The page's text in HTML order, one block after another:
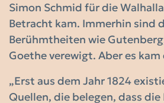
Simon Schmid für die
Betracht kam. Immerhin sind
Berühmtheiten wie
Goethe verewigt. Aber es kam
„Erst aus dem Jahr 1824
Quellen, die belegen, dass die